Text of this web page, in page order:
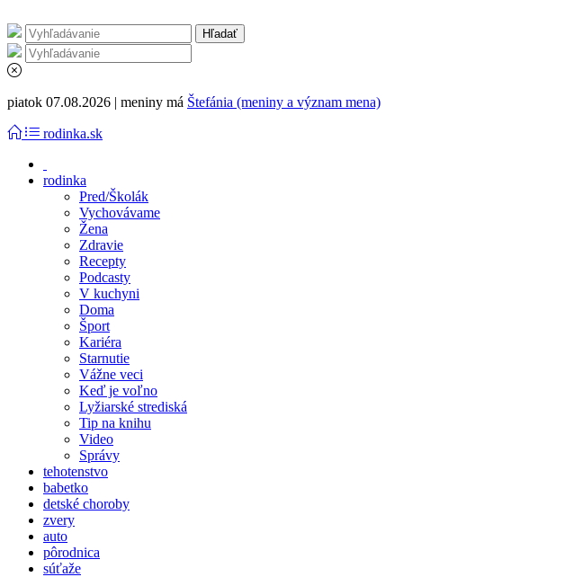
piatok 07.08.2026 | meniny má Štefánia (meniny a význam mena)
rodinka.sk
rodinka
Pred/Školák
Vychovávame
Žena
Zdravie
Recepty
Podcasty
V kuchyni
Doma
Šport
Kariéra
Starnutie
Vážne veci
Keď je voľno
Lyžiarské strediská
Tip na knihu
Video
Správy
tehotenstvo
babetko
detské choroby
zvery
auto
pôrodnica
súťaže